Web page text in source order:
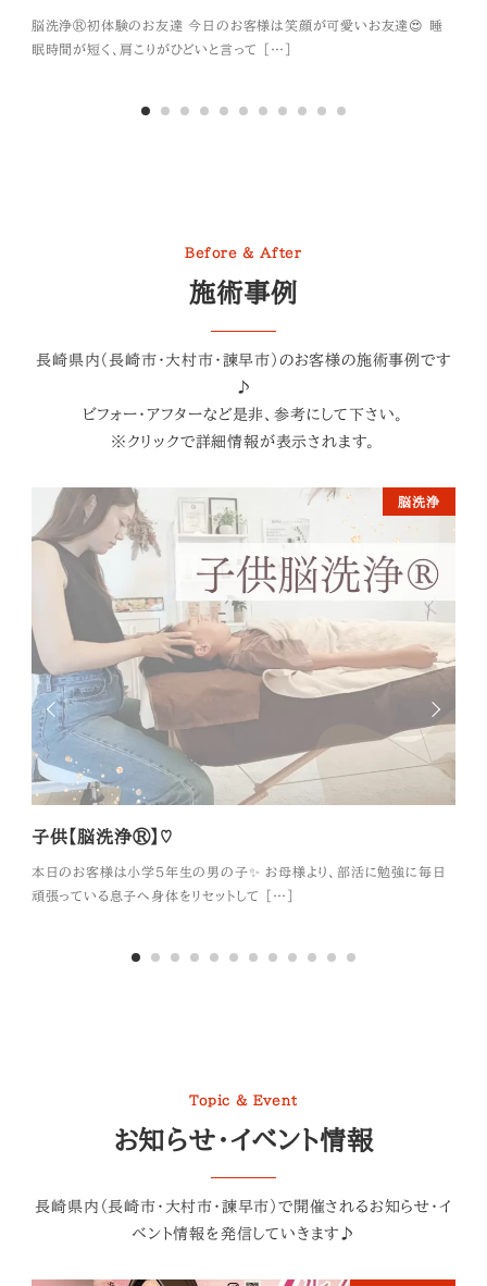
脳洗浄®︎初体験のお友達 今日のお客様は笑顔が可愛いお友達😍 睡
眠時間が短く、肩こりがひどいと言って […]
Before & After
施術事例
長崎県内（長崎市・大村市・諫早市）のお客様の施術事例です
♪
ビフォー・アフターなど是非、参考にして下さい。
※クリックで詳細情報が表示されます。
脳洗浄
子供【脳洗浄®】♡
本日のお客様は小学５年生の男の子✨ お母様より、部活に勉強に毎日
頑張っている息子へ身体をリセットして […]
Topic & Event
お知らせ・イベント情報
長崎県内（長崎市・大村市・諫早市）で開催されるお知らせ・イ
ベント情報を発信していきます♪